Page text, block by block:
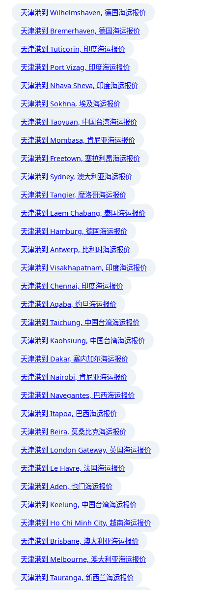
天津港到 Wilhelmshaven, 德国海运报价
天津港到 Bremerhaven, 德国海运报价
天津港到 Tuticorin, 印度海运报价
天津港到 Port Vizag, 印度海运报价
天津港到 Nhava Sheva, 印度海运报价
天津港到 Sokhna, 埃及海运报价
天津港到 Taoyuan, 中国台湾海运报价
天津港到 Mombasa, 肯尼亚海运报价
天津港到 Freetown, 塞拉利昂海运报价
天津港到 Sydney, 澳大利亚海运报价
天津港到 Tangier, 摩洛哥海运报价
天津港到 Laem Chabang, 泰国海运报价
天津港到 Hamburg, 德国海运报价
天津港到 Antwerp, 比利时海运报价
天津港到 Visakhapatnam, 印度海运报价
天津港到 Chennai, 印度海运报价
天津港到 Aqaba, 约旦海运报价
天津港到 Taichung, 中国台湾海运报价
天津港到 Kaohsiung, 中国台湾海运报价
天津港到 Dakar, 塞内加尔海运报价
天津港到 Nairobi, 肯尼亚海运报价
天津港到 Navegantes, 巴西海运报价
天津港到 Itapoa, 巴西海运报价
天津港到 Beira, 莫桑比克海运报价
天津港到 London Gateway, 英国海运报价
天津港到 Le Havre, 法国海运报价
天津港到 Aden, 也门海运报价
天津港到 Keelung, 中国台湾海运报价
天津港到 Ho Chi Minh City, 越南海运报价
天津港到 Brisbane, 澳大利亚海运报价
天津港到 Melbourne, 澳大利亚海运报价
天津港到 Tauranga, 新西兰海运报价